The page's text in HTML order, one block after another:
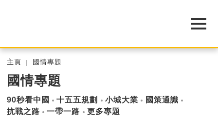
主頁 國情專題
國情專題
90秒看中國 十五五規劃 小城大業
國策通識
抗戰之路
一帶一路 更多專題